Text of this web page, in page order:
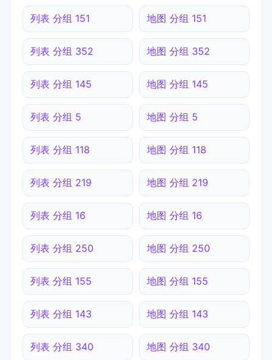
列表 分组 151 地图 分组 151
列表 分组 352 地图 分组 352
列表 分组 145 地图 分组 145
列表 分组 5 地图 分组 5
列表 分组 118 地图 分组 118
列表 分组 219 地图 分组 219
列表 分组 16 地图 分组 16
列表 分组 250 地图 分组 250
列表 分组 155 地图 分组 155
列表 分组 143 地图 分组 143
列表 分组 340 地图 分组 340